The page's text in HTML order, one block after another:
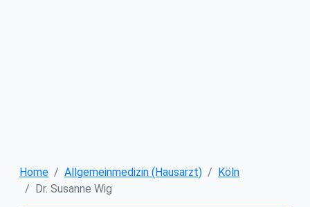
Home Allgemeinmedizin (Hausarzt)
Köln
Dr. Susanne Wig